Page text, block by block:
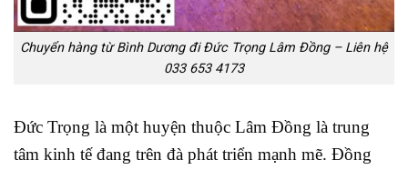
Chuyển hàng từ Bình Dương đi Đức Trọng Lâm Đồng – Liên hệ
033 653 4173
Đức Trọng là một huyện thuộc Lâm Đồng là trung
tâm kinh tế đang trên đà phát triển mạnh mẽ. Đồng